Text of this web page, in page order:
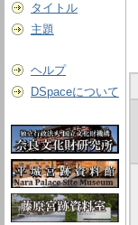
タイトル
主題
ヘルプ
DSpaceについて